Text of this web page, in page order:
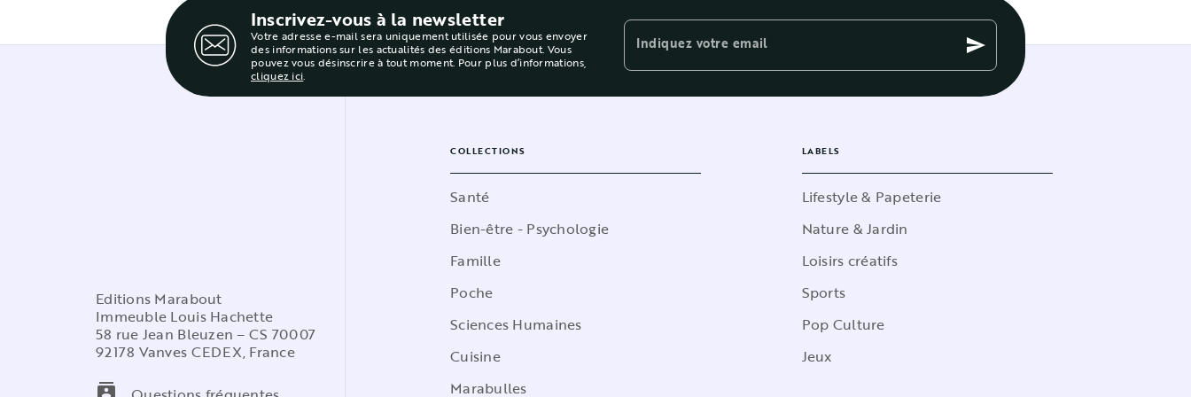
Inscrivez-vous à la newsletter
Votre adresse e-mail sera uniquement utilisée pour vous envoyer
des informations sur les actualités des éditions Marabout. Vous
pouvez vous désinscrire à tout moment. Pour plus d’informations,
cliquez ici.
Indiquez votre email send
Editions Marabout
Immeuble Louis Hachette
58 rue Jean Bleuzen – CS 70007
92178 Vanves CEDEX, France
contacts
COLLECTIONS
Santé
Bien-être - Psychologie
Famille
Poche
Sciences Humaines
Cuisine
Marabulles
LABELS
Lifestyle & Papeterie
Nature & Jardin
Loisirs créatifs
Sports
Pop Culture
Jeux